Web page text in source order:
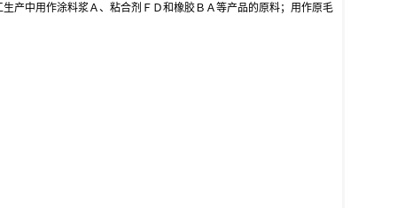
产中用作涂料浆Ａ、粘合剂ＦＤ和橡胶ＢＡ等产品的原料；用作原毛